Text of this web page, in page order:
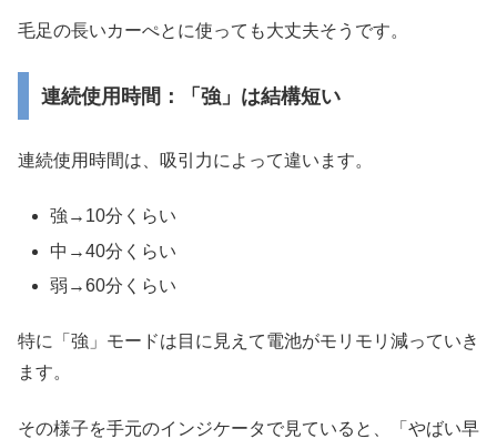
毛足の長いカーぺとに使っても大丈夫そうです。
連続使用時間：「強」は結構短い
連続使用時間は、吸引力によって違います。
強→10分くらい
中→40分くらい
弱→60分くらい
特に「強」モードは目に見えて電池がモリモリ減っていき
ます。
その様子を手元のインジケータで見ていると、「やばい早